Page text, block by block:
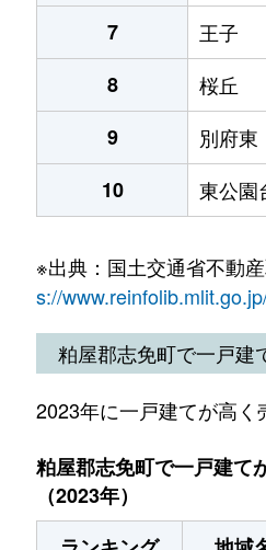
7
王子
8
桜丘
9
別府東
10
東公園
※出典：国土交通省不動
s://
粕屋郡志免町で一戸建
2023年に一戸建てが高く
粕屋郡志免町で一戸建て
（2023年）